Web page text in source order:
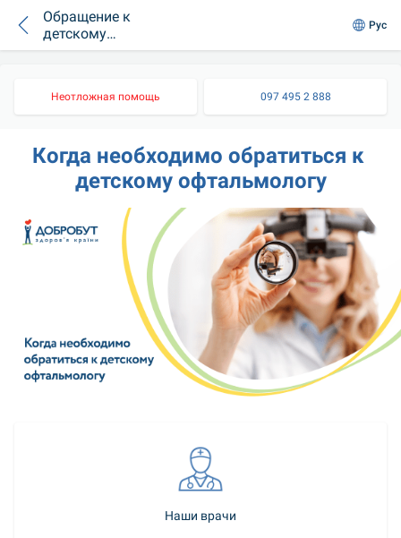
Обращение к
детскому
офтальмологу
Рус
Неотложная помощь 097 495 2 888
Когда необходимо обратиться к
детскому офтальмологу
Наши врачи